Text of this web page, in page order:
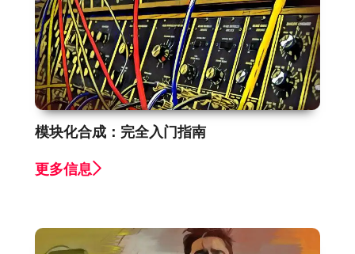
模块化合成：完全入门指南
更多信息